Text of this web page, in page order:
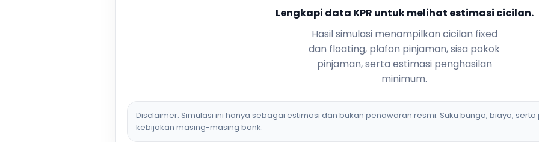
Lengkapi data KPR untuk melihat estimasi cicilan.
Hasil simulasi menampilkan cicilan fixed
dan floating, plafon pinjaman, sisa pokok
pinjaman, serta estimasi penghasilan
minimum.
Disclaimer: Simulasi ini hanya sebagai estimasi dan bukan penawaran resmi. Suku bunga, biaya,
kebijakan masing-masing bank.